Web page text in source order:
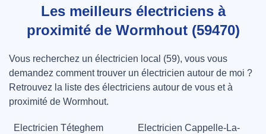
Les meilleurs électriciens à
proximité de Wormhout (59470)
Vous recherchez un électricien local (59), vous vous
demandez comment trouver un électricien autour de moi ?
Retrouvez la liste des électriciens autour de vous et à
proximité de Wormhout.
Electricien Téteghem
Electricien Cappelle-La-